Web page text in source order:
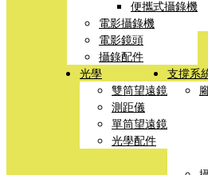
便攜式攝錄機
電影攝錄機
電影鏡頭
攝錄配件
光學
雙筒望遠鏡
測距儀
單筒望遠鏡
光學配件
支撐系